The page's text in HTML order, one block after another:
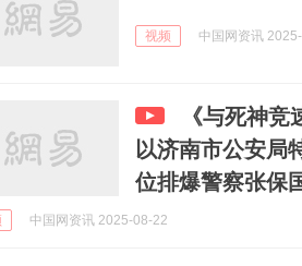
视频 中国网资讯
《与死神
以济南市公安局
位排爆警察张保
中国网资讯 2025-08-22